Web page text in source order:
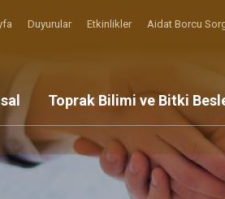
Duyurular Etkinlikler Aidat Borcu
Toprak Bilimi ve Bitki